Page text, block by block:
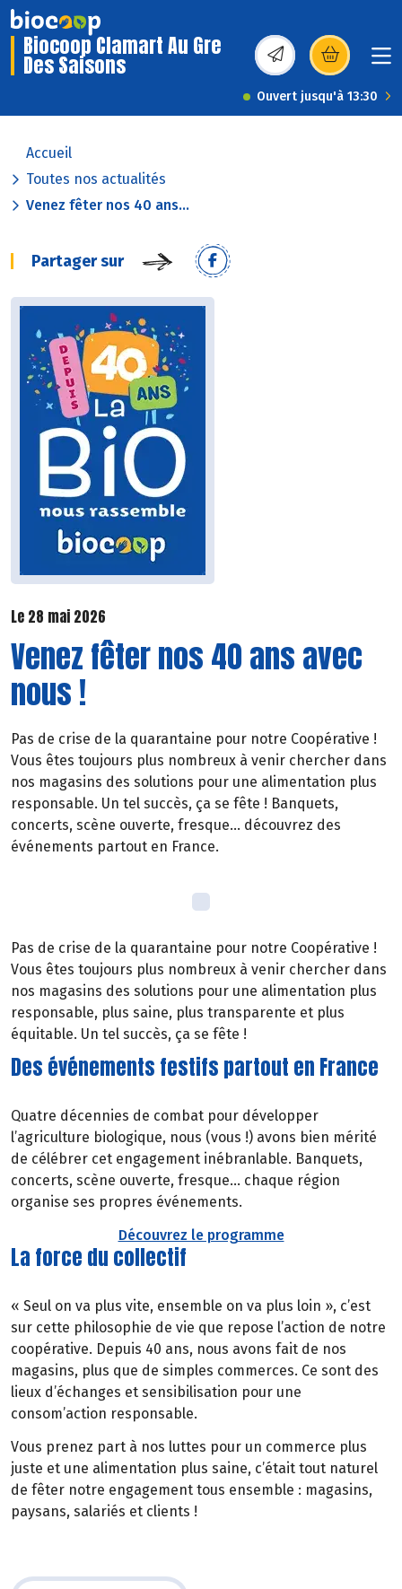
Biocoop Clamart Au Gre
Des Saisons (s’ouvre dans une
Ouvert jusqu'à 13:30
Accueil
Toutes nos actualités
Venez fêter nos 40 ans...
Partager sur
Le 28 mai 2026
Venez fêter nos 40 ans avec
nous !
Pas de crise de la quarantaine pour notre Coopérative !
Vous êtes toujours plus nombreux à venir chercher dans
nos magasins des solutions pour une alimentation plus
responsable. Un tel succès, ça se fête ! Banquets,
concerts, scène ouverte, fresque… découvrez des
événements partout en France.
Pas de crise de la quarantaine pour notre Coopérative !
Vous êtes toujours plus nombreux à venir chercher dans
nos magasins des solutions pour une alimentation plus
responsable, plus saine, plus transparente et plus
équitable. Un tel succès, ça se fête !
Des événements festifs partout en France
Quatre décennies de combat pour développer
l’agriculture biologique, nous (vous !) avons bien mérité
de célébrer cet engagement inébranlable. Banquets,
concerts, scène ouverte, fresque… chaque région
organise ses propres événements.
Découvrez le programme
La force du collectif
« Seul on va plus vite, ensemble on va plus loin », c’est
sur cette philosophie de vie que repose l’action de notre
coopérative. Depuis 40 ans, nous avons fait de nos
magasins, plus que de simples commerces. Ce sont des
lieux d’échanges et sensibilisation pour une
consom’action responsable.
Vous prenez part à nos luttes pour un commerce plus
juste et une alimentation plus saine, c’était tout naturel
de fêter notre engagement tous ensemble : magasins,
paysans, salariés et clients !